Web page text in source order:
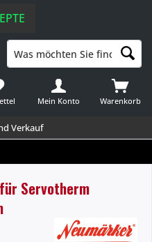
Verkauf
Warenkorb
Mein Konto
Servotherm